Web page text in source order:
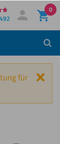
Mein Konto
Anmelden
0
für